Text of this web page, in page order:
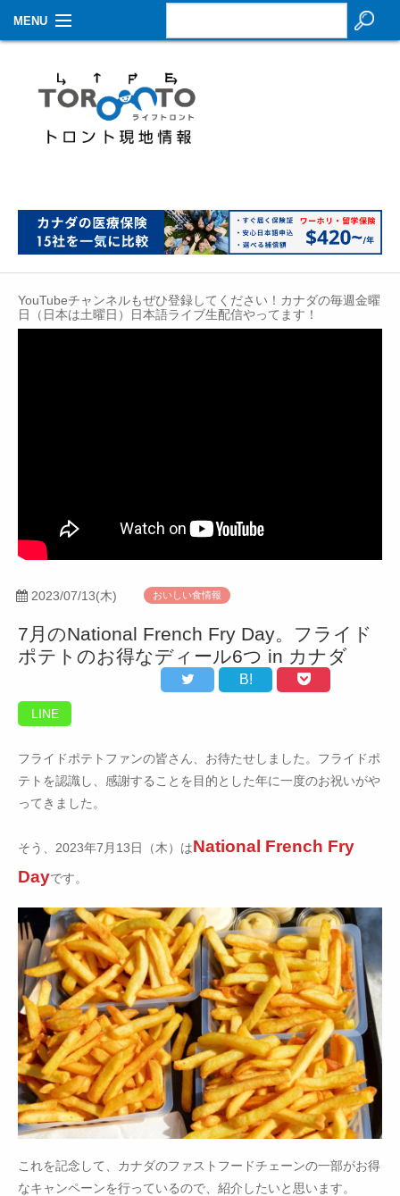
MENU
生活情報
その他
イベントカレンダー
Contact
YouTubeチャンネルもぜひ登録してください！カナダの毎週金曜
日（日本は土曜日）日本語ライブ生配信やってます！
2023/07/13(木) おいしい食情報
7月のNational French Fry Day。フライド
ポテトのお得なディール6つ in カナダ
B!
LINE
フライドポテトファンの皆さん、お待たせしました。フライドポ
テトを認識し、感謝することを目的とした年に一度のお祝いがや
ってきました。
そう、2023年7月13日（木）はNational French Fry
Dayです。
これを記念して、カナダのファストフードチェーンの一部がお得
なキャンペーンを行っているので、紹介したいと思います。